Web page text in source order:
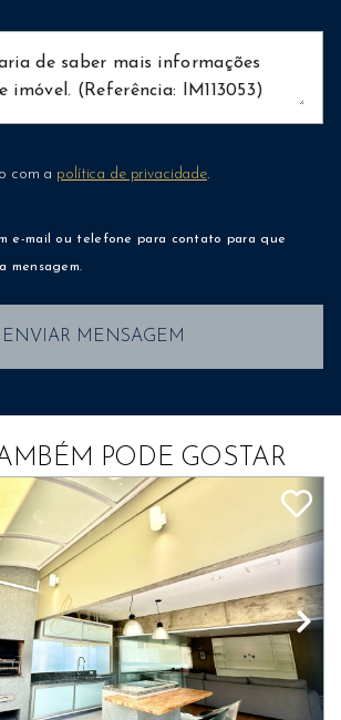
com a política de privacidade.
e-mail ou telefone para contato para que
mensagem.
ENVIAR MENSAGEM
PODE GOSTAR